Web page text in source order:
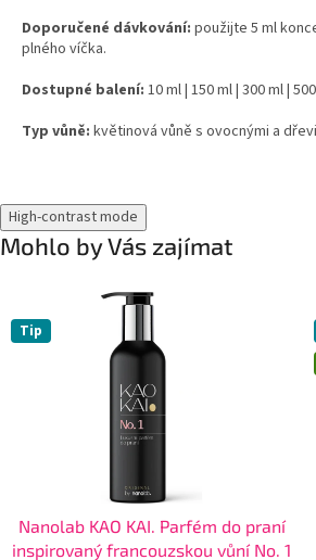
Doporučené dávkování: použijte 5 ml
plného víčka.
Dostupné balení: 10 ml | 150 ml | 300 ml |
Typ vůně: květinová vůně s ovocnými a
High-contrast mode
Mohlo by Vás zajímat
Tip
Nanolab KAO KAI. Parfém do praní
inspirovaný francouzskou vůní No. 1